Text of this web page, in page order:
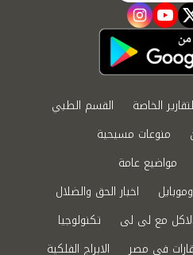
twitter
youtube
instagram
الخاصة
القسم الطبي
منوعات مسيحية
مواضيع عامة
اخبار الحق والضلال
مع لى لى
تكنولوجيا
في مصر الابراج الفلكية